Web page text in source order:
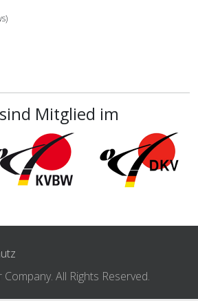
Mitglied im
All Rights Reserved.